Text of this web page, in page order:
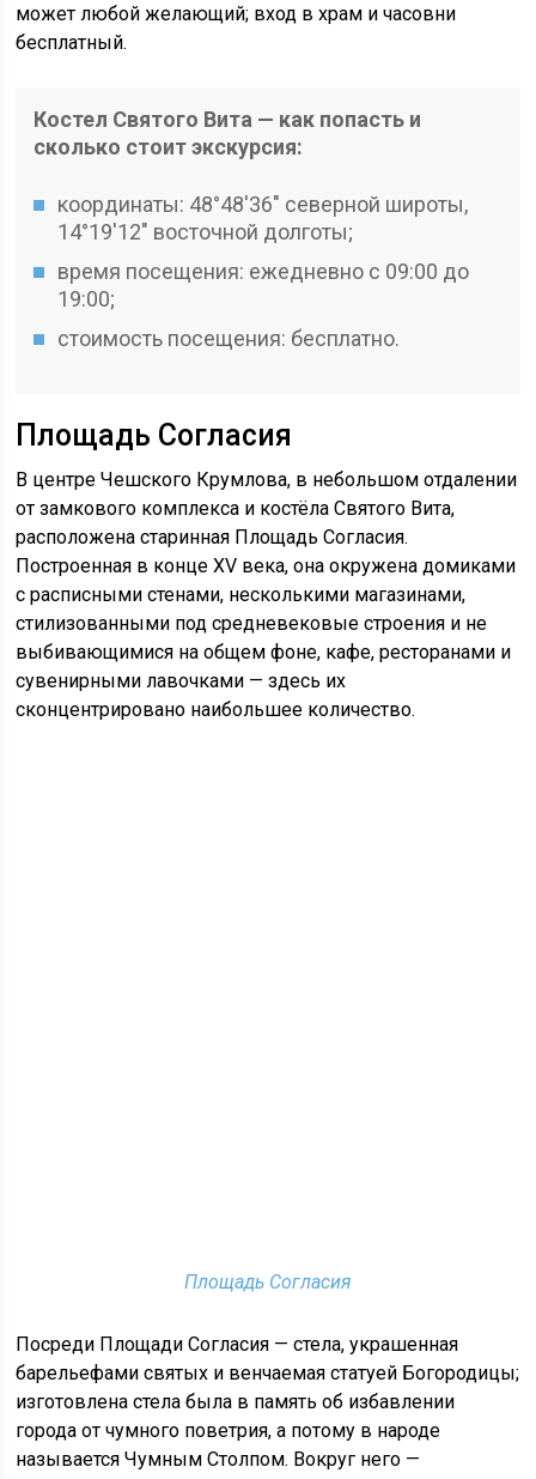
может любой желающий; вход в храм и часовни
бесплатный.
Костел Святого Вита — как попасть и
сколько стоит экскурсия:
координаты: 48°48′36″ северной широты,
14°19′12″ восточной долготы;
время посещения: ежедневно с 09:00 до
19:00;
стоимость посещения: бесплатно.
Площадь Согласия
В центре Чешского Крумлова, в небольшом отдалении
от замкового комплекса и костёла Святого Вита,
расположена старинная Площадь Согласия.
Построенная в конце XV века, она окружена домиками
с расписными стенами, несколькими магазинами,
стилизованными под средневековые строения и не
выбивающимися на общем фоне, кафе, ресторанами и
сувенирными лавочками — здесь их
сконцентрировано наибольшее количество.
Площадь Согласия
Посреди Площади Согласия — стела, украшенная
барельефами святых и венчаемая статуей Богородицы;
изготовлена стела была в память об избавлении
города от чумного поветрия, а потому в народе
называется Чумным Столпом. Вокруг него —